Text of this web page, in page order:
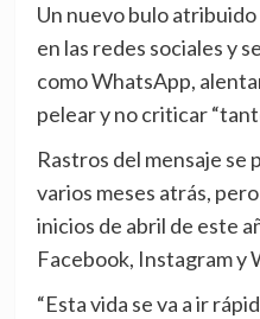
Un nuevo bulo atribuido
en las redes sociales y
como WhatsApp,
pelear y no criticar
Rastros del mensaje
varios meses atrás,
inicios de abril de este
Facebook, Instagram y
“Esta vida se va a ir